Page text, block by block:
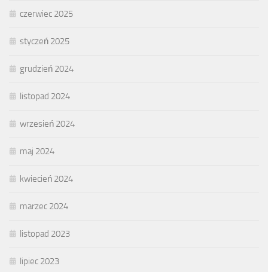
czerwiec 2025
styczeń 2025
grudzień 2024
listopad 2024
wrzesień 2024
maj 2024
kwiecień 2024
marzec 2024
listopad 2023
lipiec 2023